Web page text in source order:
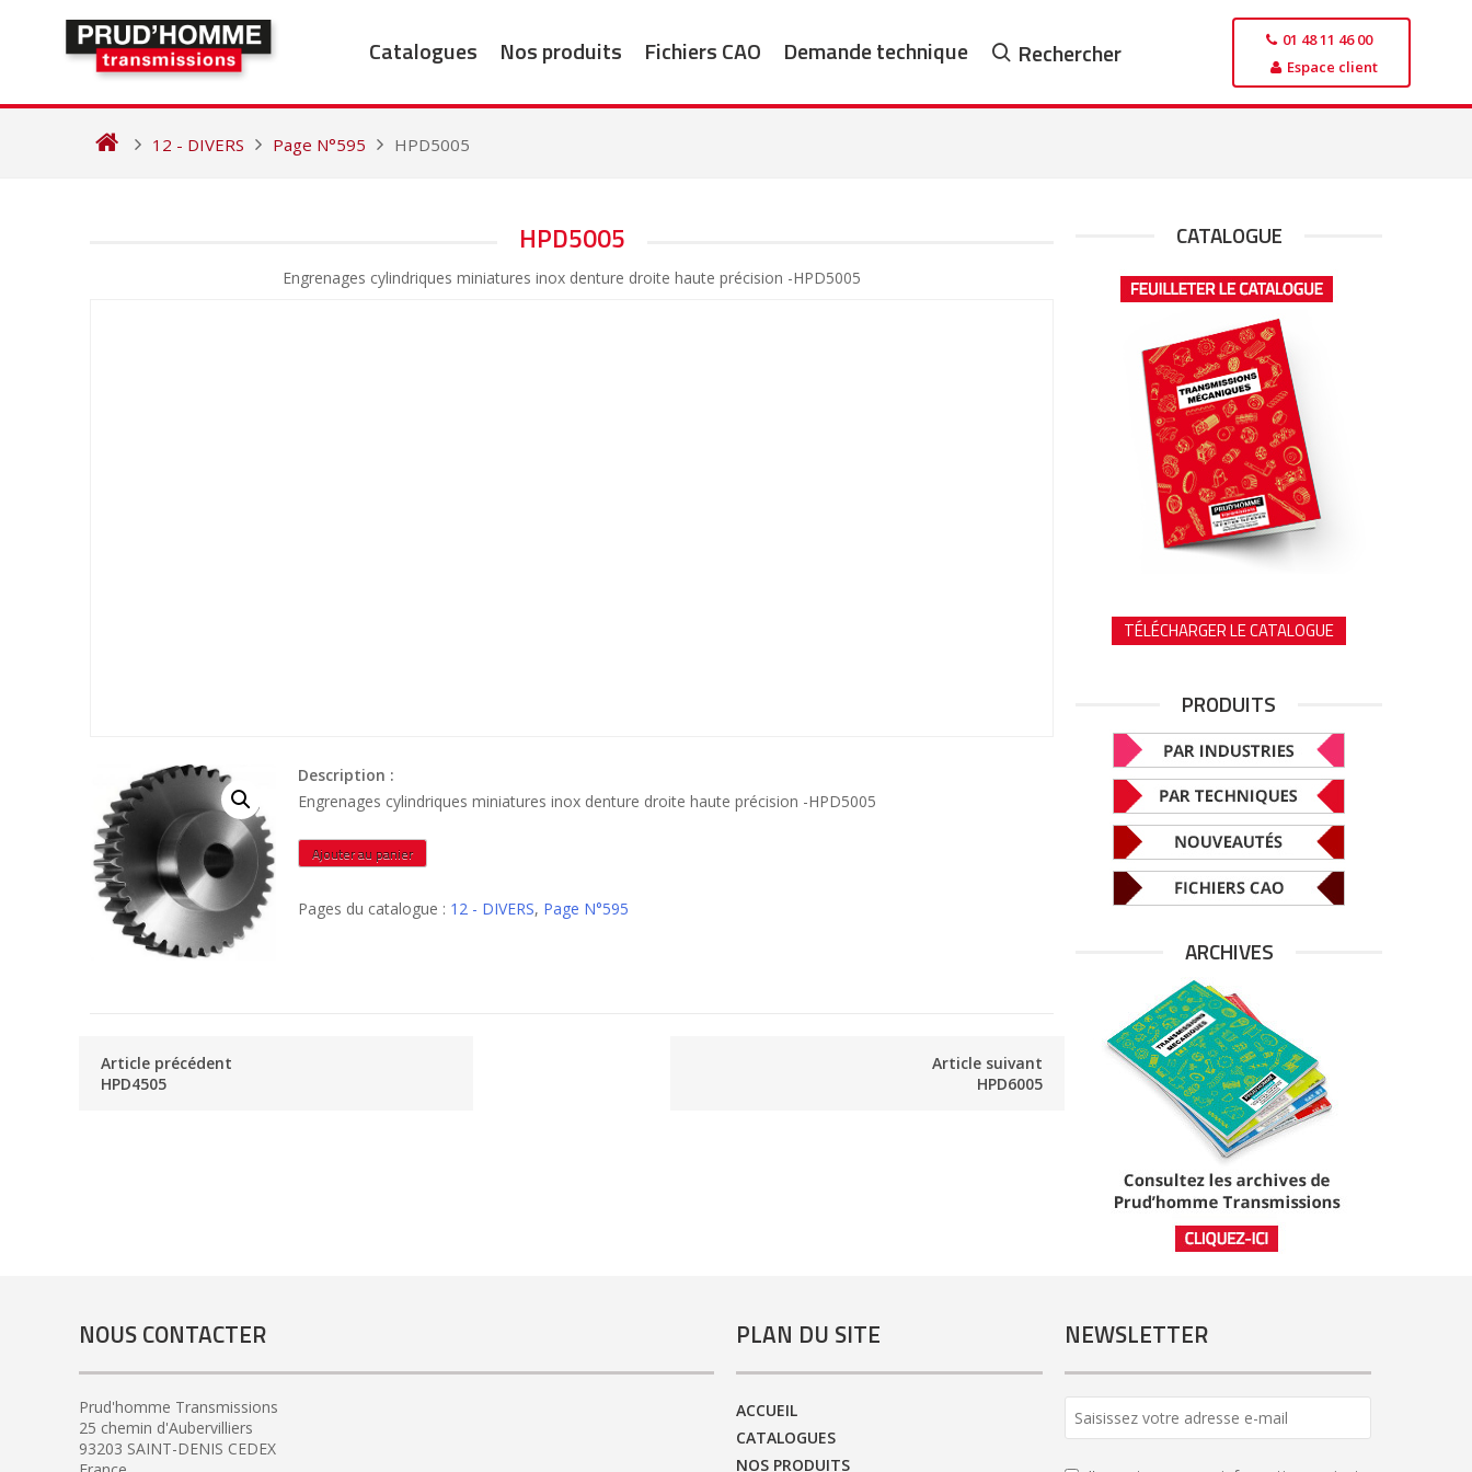
Catalogues Nos produits Fichiers CAO Demande technique Rechercher
01 48 11 46 00
Espace client
12 - DIVERS Page N°595 HPD5005
HPD5005
Engrenages cylindriques miniatures inox denture droite haute précision -HPD5005
Description :
Engrenages cylindriques miniatures inox denture droite haute précision -HPD5005
quantité
de
Ajouter au panier
Pages du catalogue : 12 - DIVERS, Page N°595
Article précédent
HPD4505
Article suivant
HPD6005
CATALOGUE
TÉLÉCHARGER LE CATALOGUE
PRODUITS
ARCHIVES
NOUS CONTACTER
Prud'homme Transmissions
25 chemin d'Aubervilliers
93203 SAINT-DENIS CEDEX
PLAN DU SITE
ACCUEIL
CATALOGUES
NOS PRODUITS
NEWSLETTER
Email *